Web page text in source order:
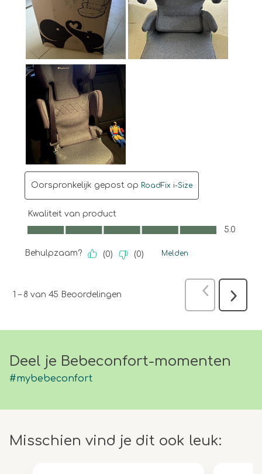
Deel je Bebeconfort-momenten
#mybebeconfort
Misschien vind je dit ook leuk:
Oorspronkelijk gepost op RoadFix i-Size
Kwaliteit van product
Kwaliteit van product, 5.0 van 5
5.0
Behulpzaam? (0) (0) Melden
1 – 8 van 45 Beoordelingen Vorige